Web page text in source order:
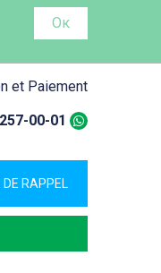
Ок
et Paiement
00-01
DE RAPPEL